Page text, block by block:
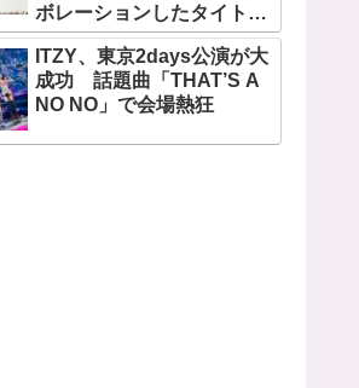
ボレーションしたタイトル
曲「BOOMPALA」MVも公
開
ITZY、東京2days公演が大
成功 話題曲「THAT’S A
NO NO」で会場熱狂